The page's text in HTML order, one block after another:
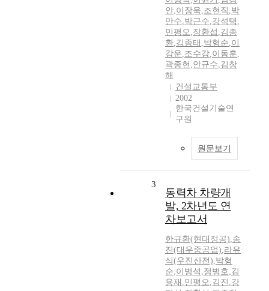
안,이장욱,조현직 ,박
만수,박근수,강석택 ,
민평오,장환섭 ,김종
환,김종태 ,박형순,이
강운,조수강,이동훈,
곽종현 ,안규수,김창
해
건설교통부
2002
한국건설기술연
구원
원문보기
3
동력차 차량개
발, 2차년도 연
차보고서
한규환(현대정공),송
진(대우중공업),라유
식(우진산전),박형
순,이병석 ,정병호,김
용재 ,민평오,김진 ,강